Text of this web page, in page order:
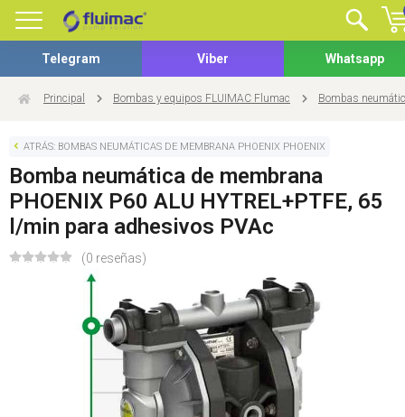
Telegram Viber Whatsapp
Principal Bombas y equipos FLUIMAC Flumac Bombas
ATRÁS: BOMBAS NEUMÁTICAS DE MEMBRANA PHOENIX PHOENIX
Bomba neumática de membrana
PHOENIX P60 ALU HYTREL+PTFE, 65
l/min para adhesivos PVAc
(0 reseñas)